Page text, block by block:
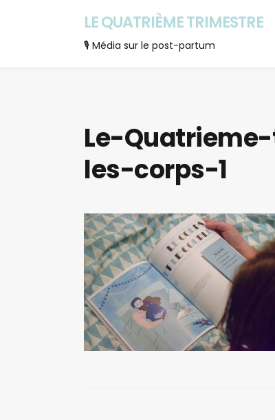
LE QUATRIÈME TRIMESTRE
🎙 Média sur le post-partum
Le-
les-corps-1